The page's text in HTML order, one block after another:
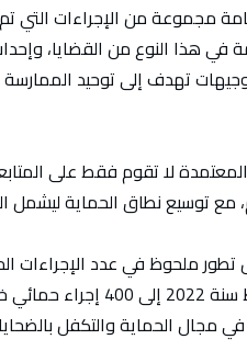
مجموعة من الإجراءات التي تم
هذا النوع من القضايا،
تهدف إلى توحيد الممارسة
المعتمدة لا تقوم فقط على
مع توسيع نطاق الحماية ليشمل
ملحوظ في عدد الإجراءات
مجال الحماية والتكفل